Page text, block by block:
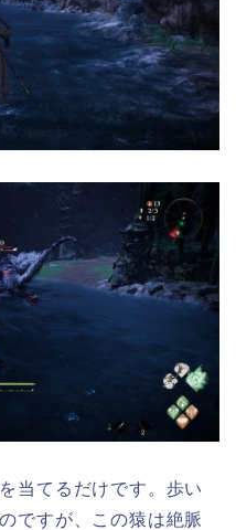
当てるだけです。歩い
ですが、この猿は絶脈